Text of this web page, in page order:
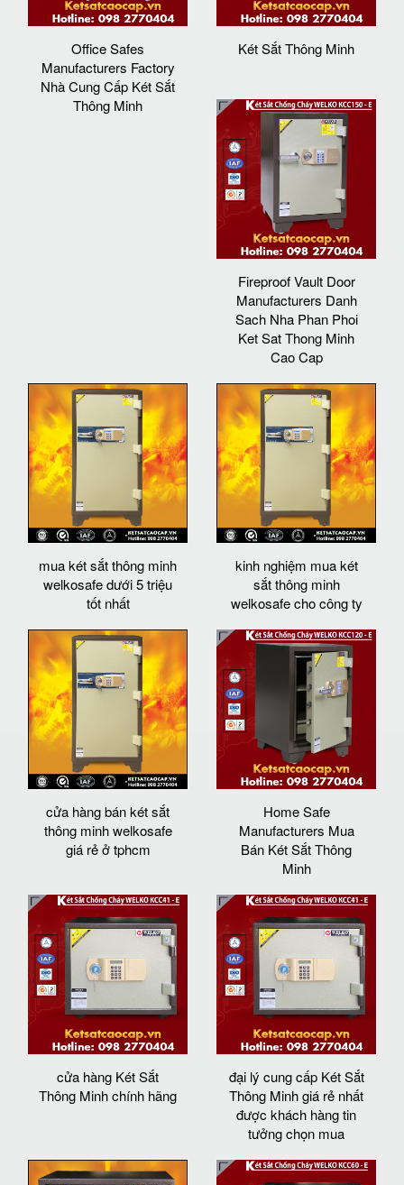
Office Safes
Manufacturers Factory
Nhà Cung Cấp Két Sắt
Thông Minh
Két Sắt Thông Minh
Fireproof Vault Door
Manufacturers Danh
Sach Nha Phan Phoi
Ket Sat Thong Minh
Cao Cap
mua két sắt thông minh
welkosafe dưới 5 triệu
tốt nhất
kinh nghiệm mua két
sắt thông minh
welkosafe cho công ty
cửa hàng bán két sắt
thông minh welkosafe
giá rẻ ở tphcm
Home Safe
Manufacturers Mua
Bán Két Sắt Thông
Minh
cửa hàng Két Sắt
Thông Minh chính hãng
đại lý cung cấp Két Sắt
Thông Minh giá rẻ nhất
được khách hàng tin
tưởng chọn mua